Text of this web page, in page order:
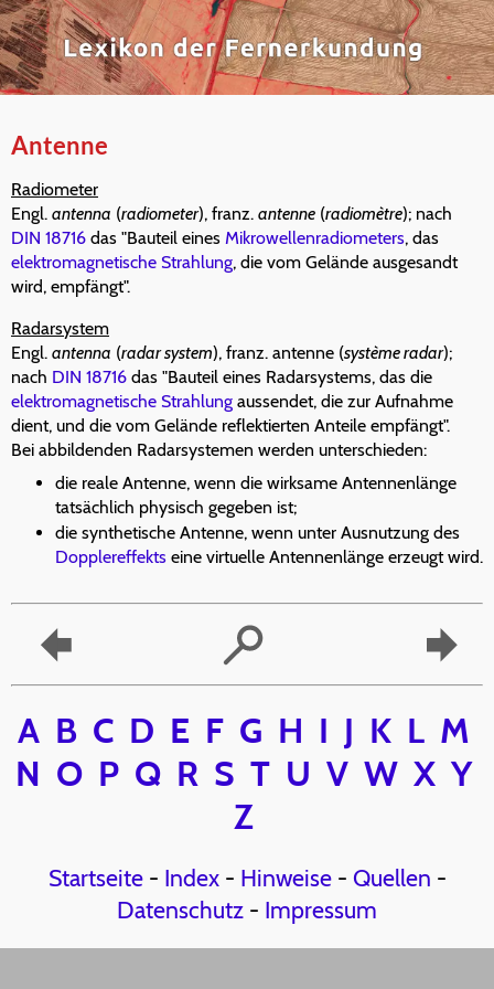
Antenne
Radiometer
Engl. antenna (radiometer), franz. antenne (radiomètre); nach
DIN 18716 das "Bauteil eines Mikrowellenradiometers, das
elektromagnetische Strahlung, die vom Gelände ausgesandt
wird, empfängt".
Radarsystem
Engl. antenna (radar system), franz. antenne (système radar);
nach DIN 18716 das "Bauteil eines Radarsystems, das die
elektromagnetische Strahlung aussendet, die zur Aufnahme
dient, und die vom Gelände reflektierten Anteile empfängt".
Bei abbildenden Radarsystemen werden unterschieden:
die reale Antenne, wenn die wirksame Antennenlänge
tatsächlich physisch gegeben ist;
die synthetische Antenne, wenn unter Ausnutzung des
Dopplereffekts eine virtuelle Antennenlänge erzeugt wird.
A B C D E F G H I J K L M
N O P Q R S T U V W X Y
Z
Startseite- Index- Hinweise- Quellen -
Datenschutz - Impressum